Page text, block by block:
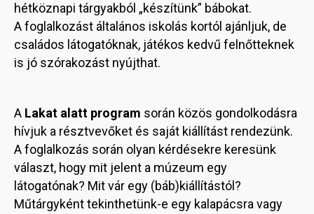
hétköznapi tárgyakból „készítünk” bábokat.
A foglalkozást általános iskolás kortól ajánljuk, de
családos látogatóknak, játékos kedvű felnőtteknek
is jó szórakozást nyújthat.
A Lakat alatt program során közös gondolkodásra
hívjuk a résztvevőket és saját kiállítást rendezünk.
A foglalkozás során olyan kérdésekre keresünk
választ, hogy mit jelent a múzeum egy
látogatónak? Mit vár egy (báb)kiállítástól?
Műtárgyként tekinthetünk-e egy kalapácsra vagy